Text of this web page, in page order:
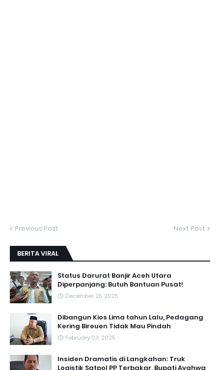
Previous Post Next Post
BERITA VIRAL
Status Darurat Banjir Aceh Utara
Diperpanjang: Butuh Bantuan Pusat!
December 25, 2025
Dibangun Kios Lima tahun Lalu, Pedagang
Kering Bireuen Tidak Mau Pindah
February 03, 2025
Insiden Dramatis di Langkahan: Truk
Logistik Satpol PP Terbakar, Bupati Ayahwa